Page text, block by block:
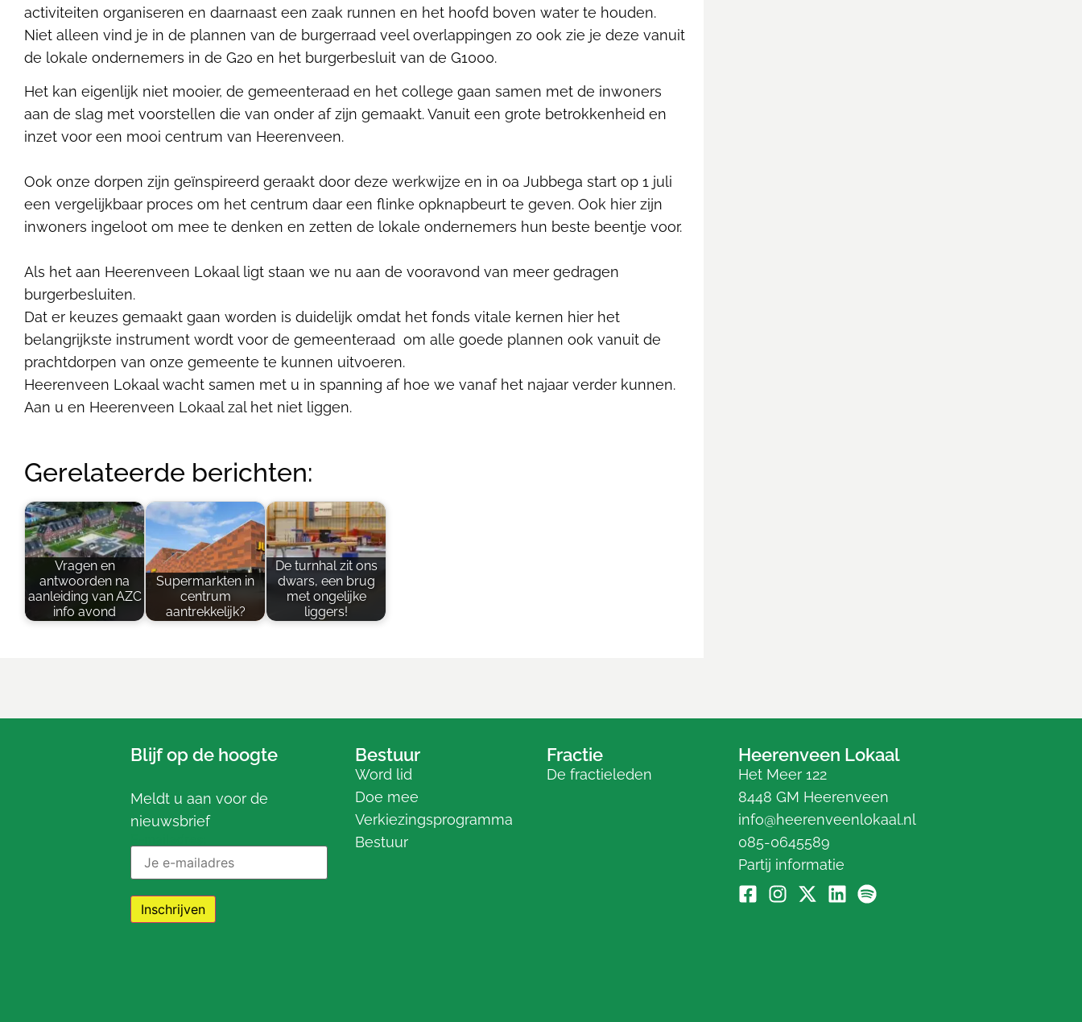
activiteiten organiseren en daarnaast een zaak runnen en het hoofd boven water te houden.
Niet alleen vind je in de plannen van de burgerraad veel overlappingen zo ook zie je deze vanuit
de lokale ondernemers in de G20 en het burgerbesluit van de G1000.
Het kan eigenlijk niet mooier, de gemeenteraad en het college gaan samen met de inwoners
aan de slag met voorstellen die van onder af zijn gemaakt. Vanuit een grote betrokkenheid en
inzet voor een mooi centrum van Heerenveen.
Ook onze dorpen zijn geïnspireerd geraakt door deze werkwijze en in oa Jubbega start op 1 juli
een vergelijkbaar proces om het centrum daar een flinke opknapbeurt te geven. Ook hier zijn
inwoners ingeloot om mee te denken en zetten de lokale ondernemers hun beste beentje voor.
Als het aan Heerenveen Lokaal ligt staan we nu aan de vooravond van meer gedragen
burgerbesluiten.
Dat er keuzes gemaakt gaan worden is duidelijk omdat het fonds vitale kernen hier het
belangrijkste instrument wordt voor de gemeenteraad om alle goede plannen ook vanuit de
prachtdorpen van onze gemeente te kunnen uitvoeren.
Heerenveen Lokaal wacht samen met u in spanning af hoe we vanaf het najaar verder kunnen.
Aan u en Heerenveen Lokaal zal het niet liggen.
Gerelateerde berichten:
Vragen en
antwoorden na
aanleiding van AZC
info avond
Supermarkten in
centrum
aantrekkelijk?
De turnhal zit ons
dwars, een brug
met ongelijke
liggers!
Blijf op de hoogte
Meldt u aan voor de
nieuwsbrief
Bestuur
Word lid
Doe mee
Verkiezingsprogramma
Bestuur
Fractie
De fractieleden
Heerenveen Lokaal
Het Meer 122
8448 GM Heerenveen
info@heerenveenlokaal.nl
085-0645589
Partij informatie